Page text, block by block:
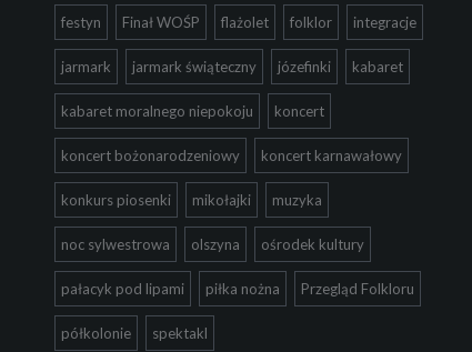
festyn Finał WOŚP flażolet folklor integracje
jarmark jarmark świąteczny józefinki kabaret
kabaret moralnego niepokoju koncert
koncert bożonarodzeniowy koncert karnawałowy
konkurs piosenki mikołajki muzyka
noc sylwestrowa olszyna ośrodek kultury
pałacyk pod lipami piłka nożna Przegląd Folkloru
półkolonie spektakl